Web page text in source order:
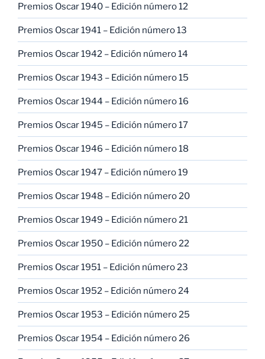
Premios Oscar 1940 – Edición número 12
Premios Oscar 1941 – Edición número 13
Premios Oscar 1942 – Edición número 14
Premios Oscar 1943 – Edición número 15
Premios Oscar 1944 – Edición número 16
Premios Oscar 1945 – Edición número 17
Premios Oscar 1946 – Edición número 18
Premios Oscar 1947 – Edición número 19
Premios Oscar 1948 – Edición número 20
Premios Oscar 1949 – Edición número 21
Premios Oscar 1950 – Edición número 22
Premios Oscar 1951 – Edición número 23
Premios Oscar 1952 – Edición número 24
Premios Oscar 1953 – Edición número 25
Premios Oscar 1954 – Edición número 26